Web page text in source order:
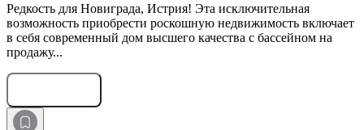
Редкость для Новиграда, Истрия! Эта исключительная
возможность приобрести роскошную недвижимость включает
в себя современный дом высшего качества с бассейном на
продажу...